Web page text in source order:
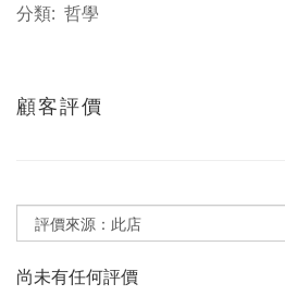
分類: 哲學
顧客評價
尚未有任何評價